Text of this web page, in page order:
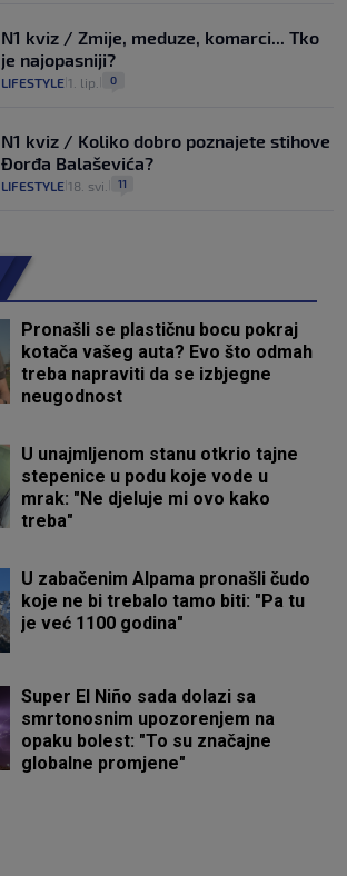
N1 kviz / Zmije, meduze, komarci... Tko
je najopasniji?
LIFESTYLE 1. lip. 0
N1 kviz / Koliko dobro poznajete stihove
Đorđa Balaševića?
LIFESTYLE 18. svi. 11
Pronašli se plastičnu bocu pokraj
kotača vašeg auta? Evo što odmah
treba napraviti da se izbjegne
neugodnost
U unajmljenom stanu otkrio tajne
stepenice u podu koje vode u
mrak: "Ne djeluje mi ovo kako
treba"
U zabačenim Alpama pronašli čudo
koje ne bi trebalo tamo biti: "Pa tu
je već 1100 godina"
Super El Niño sada dolazi sa
smrtonosnim upozorenjem na
opaku bolest: "To su značajne
globalne promjene"